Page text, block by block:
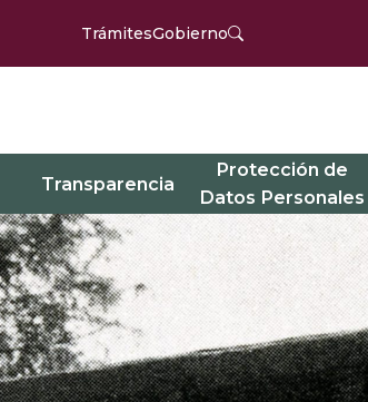
TrámitesGobierno
Transparencia
Protección de
Datos Personales